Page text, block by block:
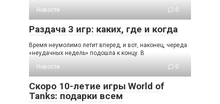
Новости
0
Раздача 3 игр: каких, где и когда
Время неумолимо летит вперед, и вот, наконец, череда
«неудачных недель» подошла к концу. В
Новости
0
Скоро 10-летие игры World of
Tanks: подарки всем